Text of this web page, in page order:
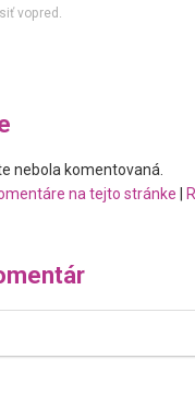
vopred.
nebola komentovaná.
na tejto stránke